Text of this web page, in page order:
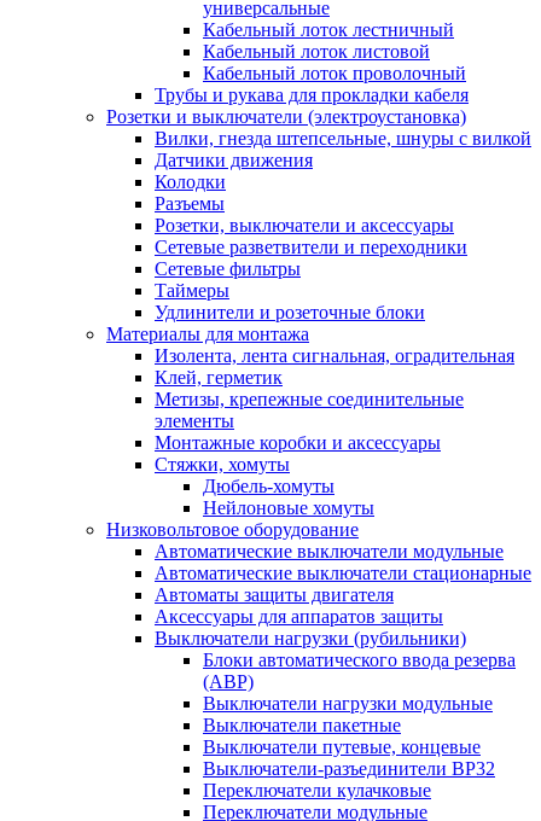
универсальные
Кабельный лоток лестничный
Кабельный лоток листовой
Кабельный лоток проволочный
Трубы и рукава для прокладки кабеля
Розетки и выключатели (электроустановка)
Вилки, гнезда штепсельные, шнуры с вилкой
Датчики движения
Колодки
Разъемы
Розетки, выключатели и аксессуары
Сетевые разветвители и переходники
Сетевые фильтры
Таймеры
Удлинители и розеточные блоки
Материалы для монтажа
Изолента, лента сигнальная, оградительная
Клей, герметик
Метизы, крепежные соединительные
элементы
Монтажные коробки и аксессуары
Стяжки, хомуты
Дюбель-хомуты
Нейлоновые хомуты
Низковольтовое оборудование
Автоматические выключатели модульные
Автоматические выключатели стационарные
Автоматы защиты двигателя
Аксессуары для аппаратов защиты
Выключатели нагрузки (рубильники)
Блоки автоматического ввода резерва
(АВР)
Выключатели нагрузки модульные
Выключатели пакетные
Выключатели путевые, концевые
Выключатели-разъединители ВР32
Переключатели кулачковые
Переключатели модульные